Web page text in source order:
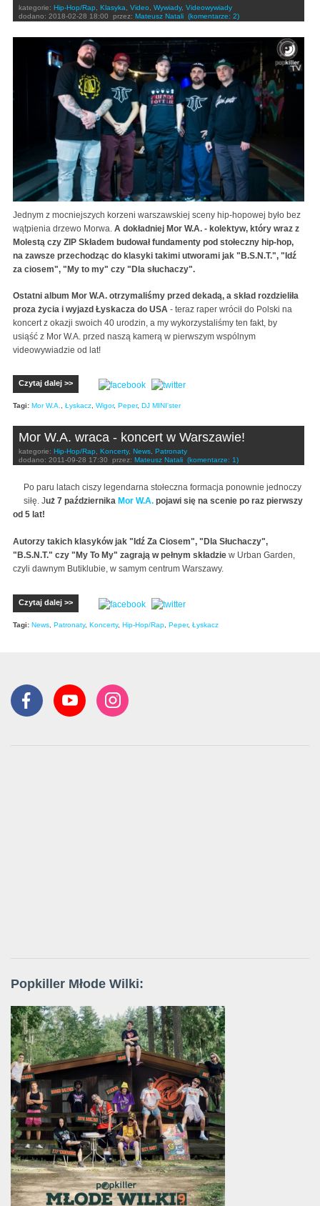
kategorie: Hip-Hop/Rap, Klasyka, Video, Wywiady, Videowywiady
dodano: 2018-02-28 18:00 przez: Mateusz Natali (komentarze: 2)
Jednym z mocniejszych korzeni warszawskiej sceny hip-hopowej było bez
wątpienia drzewo Morwa. A dokładniej Mor W.A. - kolektyw, który wraz z
Molestą czy ZIP Składem budował fundamenty pod stołeczny hip-hop,
na zawsze przechodząc do klasyki takimi utworami jak "B.S.N.T.", "Idź
za ciosem", "My to my" czy "Dla słuchaczy".
Ostatni album Mor W.A. otrzymaliśmy przed dekadą, a skład rozdzieliła
proza życia i wyjazd Łyskacza do USA - teraz raper wrócił do Polski na
koncert z okazji swoich 40 urodzin, a my wykorzystaliśmy ten fakt, by
usiąść z Mor W.A. przed naszą kamerą w pierwszym wspólnym
videowywiadzie od lat!
Czytaj dalej >>
Tagi: Mor W.A. Łyskacz Wigor, Peper, DJ MINI'ster
Mor W.A. wraca - koncert w Warszawie!
kategorie: Hip-Hop/Rap Koncerty, News Patronaty
dodano: 2011-09-28 17:30 przez: Mateusz Natali (komentarze: 1)
Po paru latach ciszy legendarna stołeczna formacja ponownie jednoczy
siłę. Już 7 października Mor W.A. pojawi się na scenie po raz pierwszy
od 5 lat!
Autorzy takich klasyków jak "Idź Za Ciosem", "Dla Słuchaczy",
"B.S.N.T." czy "My To My" zagrają w pełnym składzie w Urban Garden,
czyli dawnym Butiklubie, w samym centrum Warszawy.
Czytaj dalej >>
Tagi: News Patronaty, Koncerty, Hip-Hop/Rap Peper, Łyskacz
Popkiller Młode Wilki: